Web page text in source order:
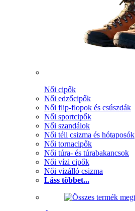
Női cipők
Női edzőcipők
Női flip-flopok és csúszdák
Női sportcipők
Női szandálok
Női téli csizma és hótaposók
Női tornacipők
Női túra- és túrabakancsok
Női vízi cipők
Női vizálló csizma
Láss többet...